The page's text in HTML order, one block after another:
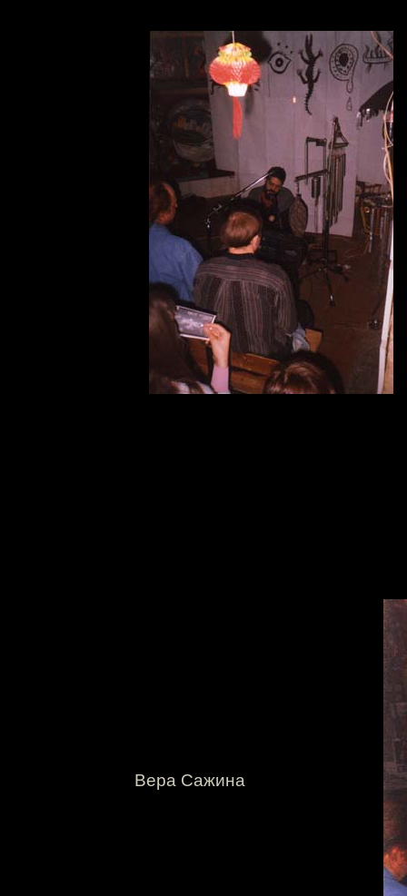
Вера Сажина